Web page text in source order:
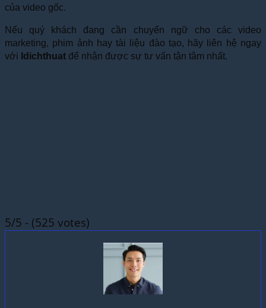
của video gốc.
Nếu quý khách đang cần chuyển ngữ cho các video
marketing, phim ảnh hay tài liệu đào tạo, hãy liên hệ ngay
với Idichthuat để nhận được sự tư vấn tận tâm nhất.
5/5 - (525 votes)